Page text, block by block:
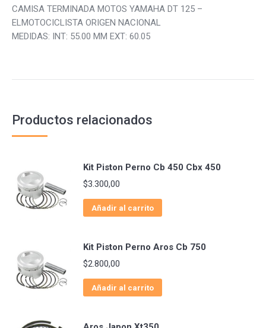
CAMISA TERMINADA MOTOS YAMAHA DT 125 –
ELMOTOCICLISTA ORIGEN NACIONAL
MEDIDAS: INT: 55.00 MM EXT: 60.05
Productos relacionados
Kit Piston Perno Cb 450 Cbx 450
$3.300,00
Añadir al carrito
Kit Piston Perno Aros Cb 750
$2.800,00
Añadir al carrito